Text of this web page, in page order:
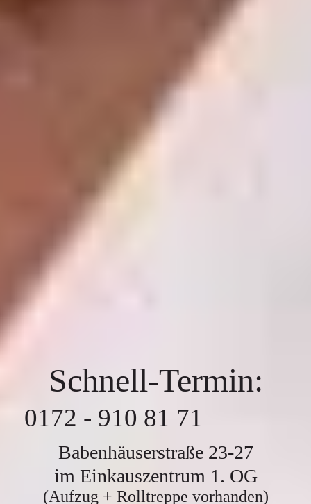
Schnell-Termin:
0172 - 910 81 71
Babenhäuserstraße 23-27
im Einkauszentrum 1. OG
(Aufzug + Rolltreppe vorhanden)